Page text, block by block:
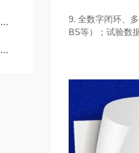
9. 全数字闭环、
BS等）；试验数